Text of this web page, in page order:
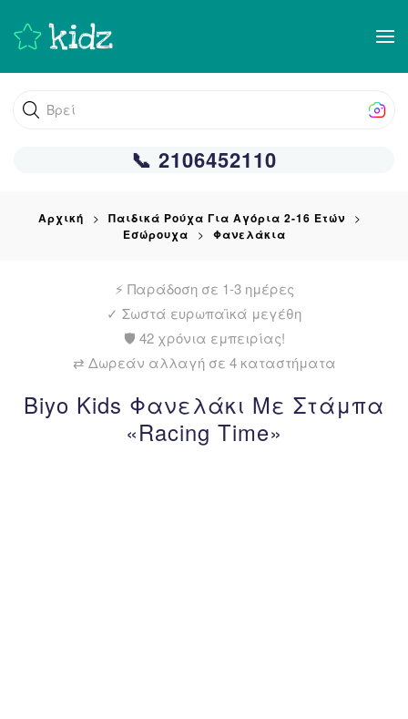
Skip
to
content
Βρείτε αυτ
📞 2106452110
Αρχική
Παιδικά Ρούχα Για Αγόρια 2-16 Ετών
Εσώρουχα
Φανελάκια
⚡ Παράδοση σε 1-3 ημέρες
✓ Σωστά ευρωπαϊκά μεγέθη
🛡️ 42 χρόνια εμπειρίας!
⇄ Δωρεάν αλλαγή σε 4 καταστήματα
Biyo Kids Φανελάκι Με Στάμπα
«Racing Time»